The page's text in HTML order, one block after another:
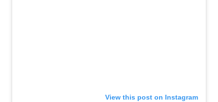
View this post on Instagram